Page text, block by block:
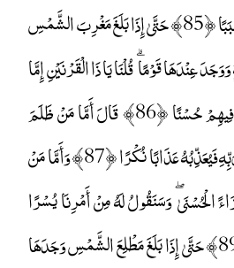
شَيْءٍ سَبَبًا ﴿84﴾ فَأَتْبَعَ سَبَبًا ﴿85﴾ حَتَّىٰ إِذَا بَلَغَ مَغْرِبَ الشَّمْسِ
عِنْدَهَا قَوْمًا ۗ قُلْنَا يَا ذَا الْقَرْنَيْنِ إِمَّا
أَنْ تُعَذِّبَ وَإِمَّا أَنْ تَتَّخِذَ فِيهِمْ حُسْنًا ﴿86﴾ قَالَ أَمَّا مَنْ ظَلَمَ
فَسَوْفَ نُعَذِّبُهُ ثُمَّ يُرَدُّ إِلَىٰ رَبِّهِ فَيُعَذِّبُهُ عَذَابًا نُكْرًا ﴿87﴾ وَأَمَّا مَنْ
الْحُسْنَىٰ ۖ وَسَنَقُولُ لَهُ مِنْ أَمْرِنَا يُسْرًا
﴿88﴾ ثُمَّ أَتْبَعَ سَبَبًا ﴿89﴾ حَتَّىٰ إِذَا بَلَغَ مَطْلِعَ الشَّمْسِ وَجَدَهَا